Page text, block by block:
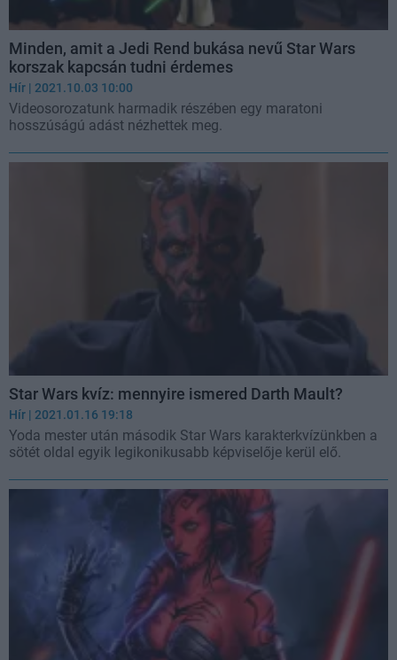
Minden, amit a Jedi Rend bukása nevű Star Wars
korszak kapcsán tudni érdemes
Hír | 2021.10.03 10:00
Videosorozatunk harmadik részében egy maratoni
hosszúságú adást nézhettek meg.
Star Wars kvíz: mennyire ismered Darth Mault?
Hír | 2021.01.16 19:18
Yoda mester után második Star Wars karakterkvízünkben a
sötét oldal egyik legikonikusabb képviselője kerül elő.